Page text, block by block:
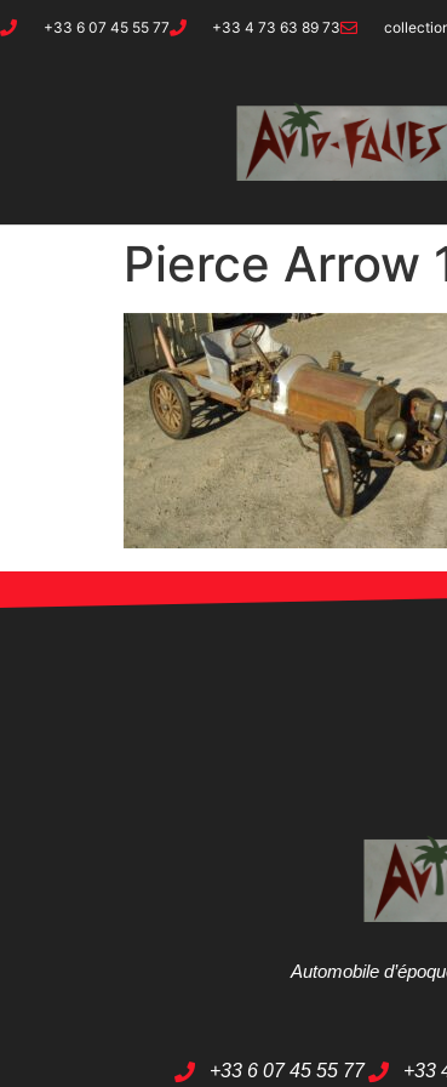
+33 6 07 45 55 77 +33 4 73 63 89 73
Pierce Arrow
Automobile
+33 6 07 45 55 77 +33